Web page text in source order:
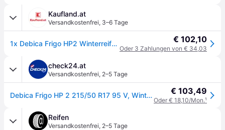
Kaufland.at
Versandkostenfrei, 3–6 Tage
1x Debica Frigo HP2 Winterreifen 215/50 R17 95V XL M+S 3PMSF Reifen € 102,10
Oder 3 Zahlungen von € 34,03
check24.at
Versandkostenfrei, 2–5 Tage
Debica Frigo HP 2 215/50 R17 95 V, Winterreifen € 103,49
Oder € 18,10/Mon.¹
Reifen
Versandkostenfrei, 2–5 Tage